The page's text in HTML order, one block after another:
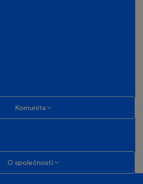
Komunita
O společnosti